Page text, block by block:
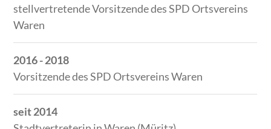
stellvertretende Vorsitzende des SPD Ortsvereins
Waren
2016 - 2018
Vorsitzende des SPD Ortsvereins Waren
seit 2014